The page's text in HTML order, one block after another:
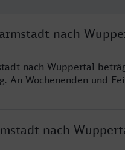
nach
nach Wuppertal
An Wochenenden und
nach